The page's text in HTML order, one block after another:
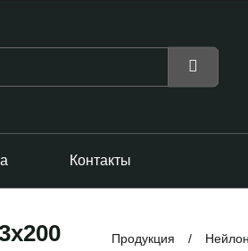
Контакты
Продукция